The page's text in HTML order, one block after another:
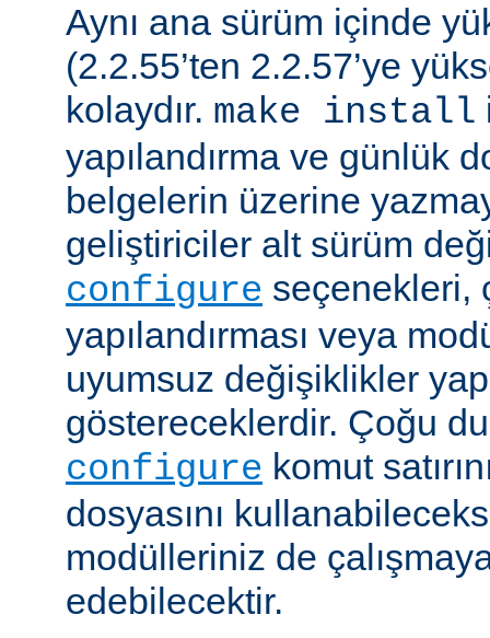
Aynı ana sürüm içinde
(2.2.55’ten 2.2.57’ye
kolaydır. make install
yapılandırma ve günlük
belgelerin üzerine
geliştiriciler alt sürüm
configure seçenekleri,
yapılandırması veya
uyumsuz değişiklikler
göstereceklerdir. Çoğu
configure komut
dosyasını
modülleriniz de
edebilecektir.